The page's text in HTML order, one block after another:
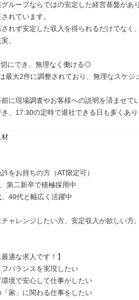
ループならではの安定した経営基盤があ
れています。
れず安定した収入を得られるだけでなく
。
切にでき、無理なく働ける◎
最大2件に調整されており、無理なスケジ
に現場調査やお客様への説明を済ませて
、17:30の定時で退社できる日も多くあり
材
をお持ちの方（AT限定可）
第二新卒で積極採用中
40代と幅広く活躍中
ャレンジしたい方、安定収入が欲しい方
最適な求人です！】
フバランスを実現したい
環境で安心して仕事がしたい
「家」に関わる仕事をしたい